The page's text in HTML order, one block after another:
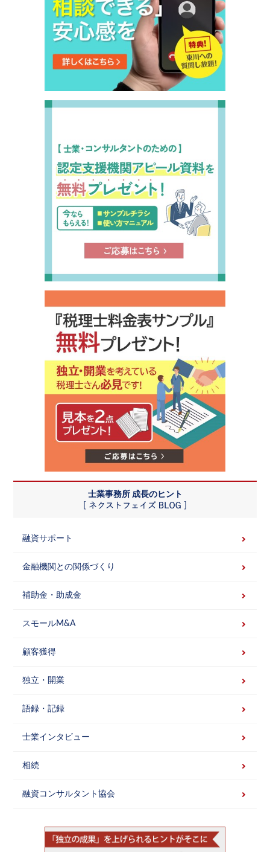
士業事務所 成長のヒント
融資サポート
金融機関との関係づくり
補助金・助成金
スモールM&A
顧客獲得
独立・開業
語録・記録
士業インタビュー
相続
融資コンサルタント協会